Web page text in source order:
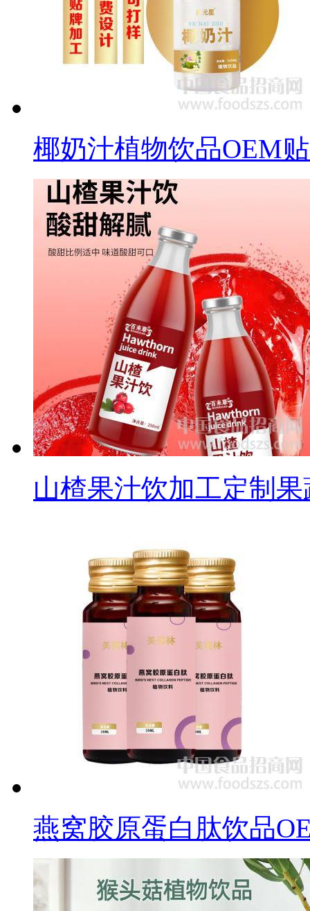
椰奶汁植物饮品OEM
山楂果汁饮加工定制
燕窝胶原蛋白肽饮品